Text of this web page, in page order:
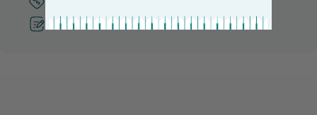
Рекомендации от косметологов